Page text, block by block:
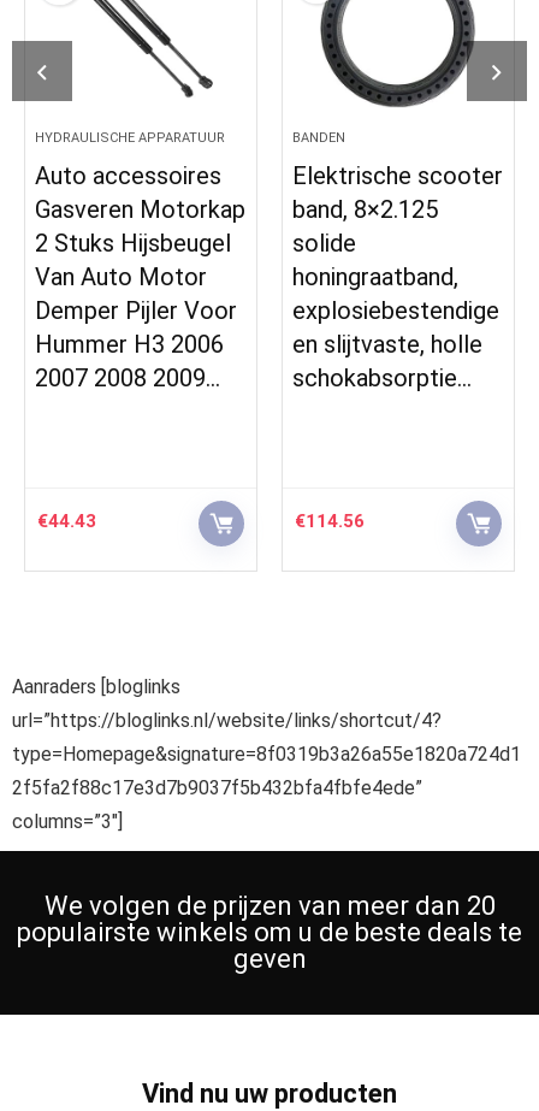
HYDRAULISCHE APPARATUUR
Auto accessoires
Gasveren Motorkap
2 Stuks Hijsbeugel
Van Auto Motor
Demper Pijler Voor
Hummer H3 2006
2007 2008 2009…
€44.43
BANDEN
Elektrische scooter
band, 8×2.125
solide
honingraatband,
explosiebestendige
en slijtvaste, holle
schokabsorptie…
€114.56
Aanraders [bloglinks
url=”https://bloglinks.nl/website/links/shortcut/4?
type=Homepage&signature=8f0319b3a26a55e1820a724d1
2f5fa2f88c17e3d7b9037f5b432bfa4fbfe4ede”
columns=”3″]
We volgen de prijzen van meer dan 20
populairste winkels om u de beste deals te
geven
Vind nu uw producten